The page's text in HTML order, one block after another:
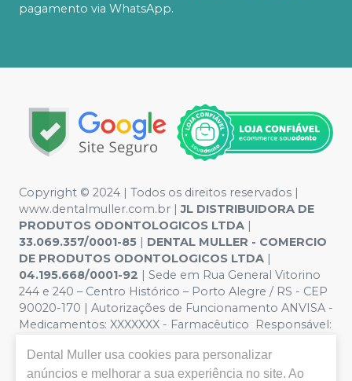
pagamento via WhatsApp.
Copyright © 2024 | Todos os direitos reservados |
www.dentalmuller.com.br |JL DISTRIBUIDORA DE
PRODUTOS ODONTOLOGICOS LTDA |
33.069.357/0001-85 | DENTAL MULLER - COMERCIO
DE PRODUTOS ODONTOLOGICOS LTDA |
04.195.668/0001-92 | Sede em Rua General Vitorino
244 e 240 – Centro Histórico – Porto Alegre / RS - CEP
90020-170 | Autorizações de Funcionamento ANVISA -
Medicamentos: XXXXXXX - Farmacêutico Responsável:
Segurança - Fotos meramente ilustrativas - Os preços e
condições da loja virtual estão sujeitos a alterações. Em
Dental Muller usa cookies para personalizar
anúncios e melhorar a sua experiência no site. Ao